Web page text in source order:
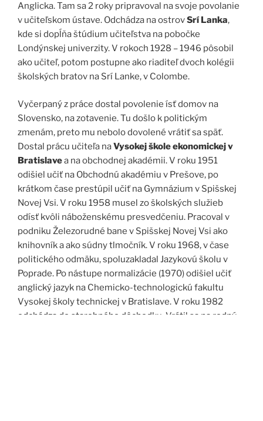
Anglicka. Tam sa 2 roky pripravoval na svoje povolanie
v učiteľskom ústave. Odchádza na ostrovSrí Lanka,
kde si dopĺňa štúdium učiteľstva na pobočke
Londýnskej univerzity. V rokoch 1928 – 1946 pôsobil
ako učiteľ, potom postupne ako riaditeľ dvoch kolégii
školských bratov na Srí Lanke, v Colombe.
Vyčerpaný z práce dostal povolenie ísť domov na
Slovensko, na zotavenie. Tu došlo k politickým
zmenám, preto mu nebolo dovolené vrátiť sa späť.
Dostal prácu učiteľa naVysokej škole ekonomickej v
Bratislavea na obchodnej akadémii. V roku 1951
odišiel učiť na Obchodnú akadémiu v Prešove, po
krátkom čase prestúpil učiť na Gymnázium v Spišskej
Novej Vsi. V roku 1958 musel zo školských služieb
odísť kvôli náboženskému presvedčeniu. Pracoval v
podniku Železorudné bane v Spišskej Novej Vsi ako
knihovník a ako súdny tlmočník. V roku 1968, v čase
politického odmäku, spoluzakladal Jazykovú školu v
Poprade. Po nástupe normalizácie (1970) odišiel učiť
anglický jazyk na Chemicko-technologickú fakultu
Vysokej školy technickej v Bratislave. V roku 1982
odchádza do starobného dôchodku. Vrátil sa na rodný